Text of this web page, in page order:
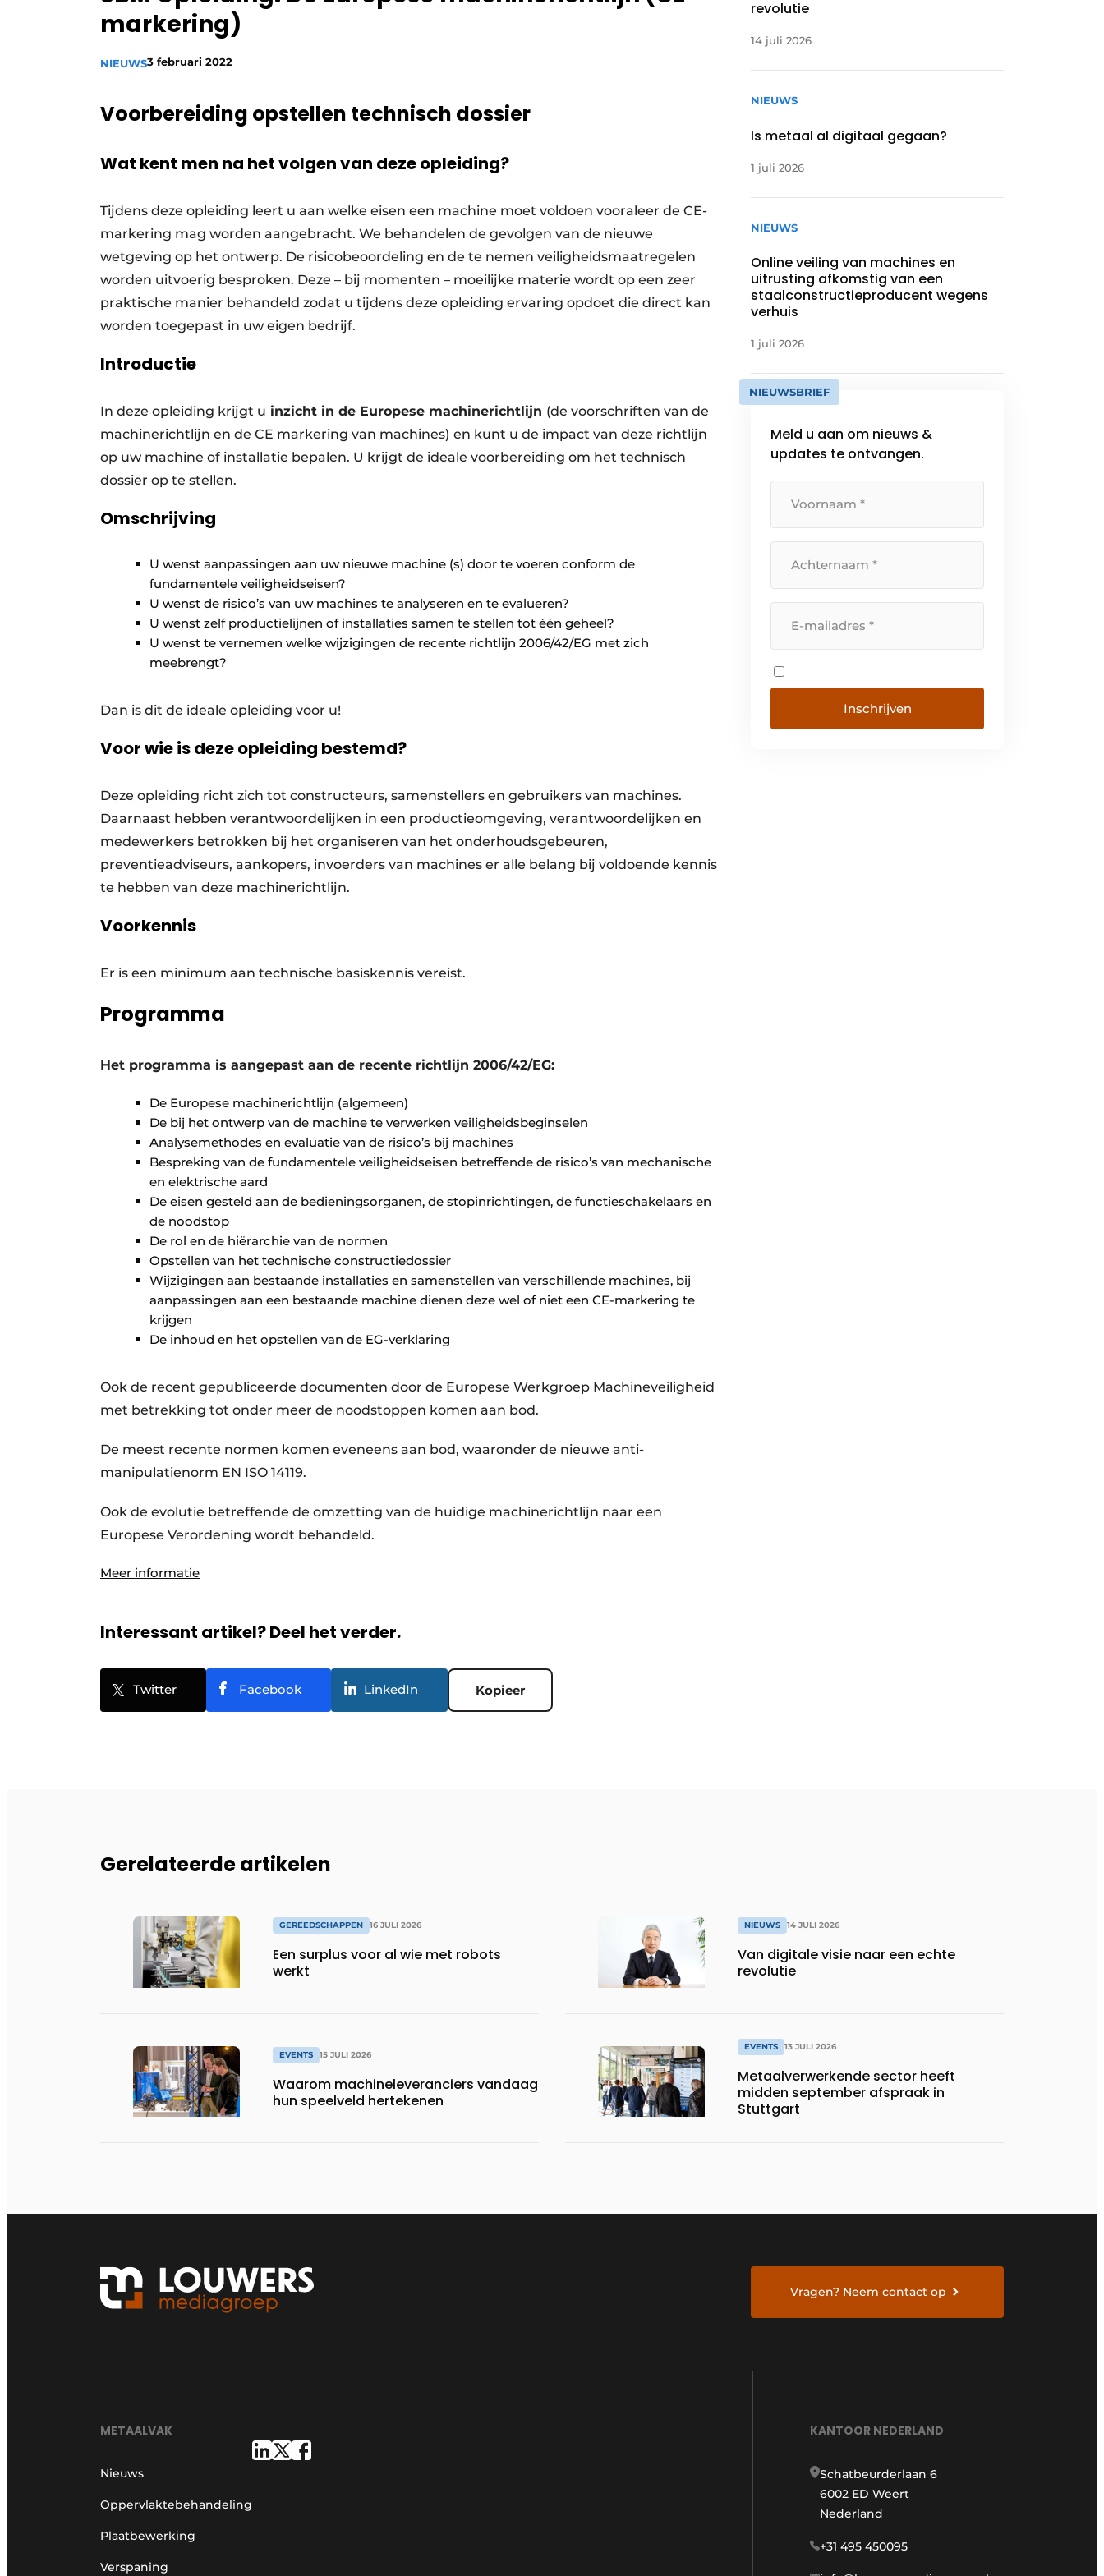
Vacature aanmelden
markering)
NIEUWS3 februari 2022
Voorbereiding opstellen technisch dossier
Wat kent men na het volgen van deze opleiding?
Tijdens deze opleiding leert u aan welke eisen een machine moet voldoen vooraleer de CE-
markering mag worden aangebracht. We behandelen de gevolgen van de nieuwe
wetgeving op het ontwerp. De risicobeoordeling en de te nemen veiligheidsmaatregelen
worden uitvoerig besproken. Deze – bij momenten – moeilijke materie wordt op een zeer
praktische manier behandeld zodat u tijdens deze opleiding ervaring opdoet die direct kan
worden toegepast in uw eigen bedrijf.
Introductie
In deze opleiding krijgt u inzicht in de Europese machinerichtlijn (de voorschriften van de
machinerichtlijn en de CE markering van machines) en kunt u de impact van deze richtlijn
op uw machine of installatie bepalen. U krijgt de ideale voorbereiding om het technisch
dossier op te stellen.
Omschrijving
U wenst aanpassingen aan uw nieuwe machine (s) door te voeren conform de
fundamentele veiligheidseisen?
U wenst de risico’s van uw machines te analyseren en te evalueren?
U wenst zelf productielijnen of installaties samen te stellen tot één geheel?
U wenst te vernemen welke wijzigingen de recente richtlijn 2006/42/EG met zich
meebrengt?
Dan is dit de ideale opleiding voor u!
Voor wie is deze opleiding bestemd?
Deze opleiding richt zich tot constructeurs, samenstellers en gebruikers van machines.
Daarnaast hebben verantwoordelijken in een productieomgeving, verantwoordelijken en
medewerkers betrokken bij het organiseren van het onderhoudsgebeuren,
preventieadviseurs, aankopers, invoerders van machines er alle belang bij voldoende kennis
te hebben van deze machinerichtlijn.
Voorkennis
Er is een minimum aan technische basiskennis vereist.
Programma
Het programma is aangepast aan de recente richtlijn 2006/42/EG:
De Europese machinerichtlijn (algemeen)
De bij het ontwerp van de machine te verwerken veiligheidsbeginselen
Analysemethodes en evaluatie van de risico’s bij machines
Bespreking van de fundamentele veiligheidseisen betreffende de risico’s van mechanische
en elektrische aard
De eisen gesteld aan de bedieningsorganen, de stopinrichtingen, de functieschakelaars en
de noodstop
De rol en de hiërarchie van de normen
Opstellen van het technische constructiedossier
Wijzigingen aan bestaande installaties en samenstellen van verschillende machines, bij
aanpassingen aan een bestaande machine dienen deze wel of niet een CE-markering te
krijgen
De inhoud en het opstellen van de EG-verklaring
Ook de recent gepubliceerde documenten door de Europese Werkgroep Machineveiligheid
met betrekking tot onder meer de noodstoppen komen aan bod.
De meest recente normen komen eveneens aan bod, waaronder de nieuwe anti-
manipulatienorm EN ISO 14119.
Ook de evolutie betreffende de omzetting van de huidige machinerichtlijn naar een
Europese Verordening wordt behandeld.
Meer informatie
Interessant artikel? Deel het verder.
Twitter Facebook LinkedIn Kopieer
revolutie
14 juli 2026
NIEUWS
Is metaal al digitaal gegaan?
1 juli 2026
NIEUWS
Online veiling van machines en
uitrusting afkomstig van een
staalconstructieproducent wegens
verhuis
1 juli 2026
NIEUWSBRIEF
Meld u aan om nieuws &
updates te ontvangen.
Gerelateerde artikelen
GEREEDSCHAPPEN 16 JULI 2026
Een surplus voor al wie met robots
werkt
EVENTS 15 JULI 2026
Waarom machineleveranciers vandaag
hun speelveld hertekenen
NIEUWS 14 JULI 2026
Van digitale visie naar een echte
revolutie
EVENTS 13 JULI 2026
Metaalverwerkende sector heeft
midden september afspraak in
Stuttgart
Vragen? Neem contact op
METAALVAK
Nieuws
Oppervlaktebehandeling
Plaatbewerking
Verspaning
KANTOOR NEDERLAND
Schatbeurderlaan 6
6002 ED Weert
Nederland
+31 495 450095